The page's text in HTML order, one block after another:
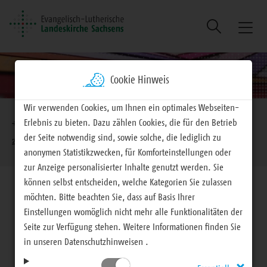
Suche
Brotkrumennavigation
EVLKS - engagiert Materialien
Alle Materialien
zum Bestellen und Downloaden
Materialien
Cookie Hinweis
Wir verwenden Cookies, um Ihnen ein optimales Webseiten-
Erlebnis zu bieten. Dazu zählen Cookies, die für den Betrieb
der Seite notwendig sind, sowie solche, die lediglich zu
anonymen Statistikzwecken, für Komforteinstellungen oder
zur Anzeige personalisierter Inhalte genutzt werden. Sie
können selbst entscheiden, welche Kategorien Sie zulassen
möchten. Bitte beachten Sie, dass auf Basis Ihrer
Einstellungen womöglich nicht mehr alle Funktionalitäten der
Seite zur Verfügung stehen. Weitere Informationen finden Sie
in unseren Datenschutzhinweisen .